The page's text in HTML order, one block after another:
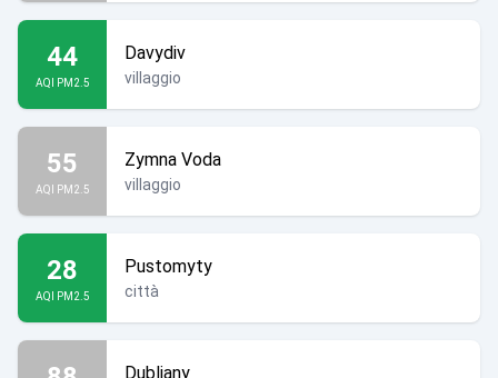
44
AQI PM2.5
Davydiv
villaggio
55
AQI PM2.5
Zymna Voda
villaggio
28
AQI PM2.5
Pustomyty
città
Dubliany